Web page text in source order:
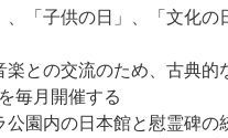
、「子供の日」、「文化の
楽との交流のため、古典的
毎月開催する
園内の日本館と慰霊碑の